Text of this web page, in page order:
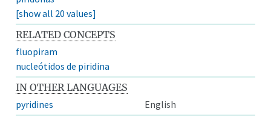
[show all 20 values]
RELATED CONCEPTS
fluopiram
nucleótidos de piridina
IN OTHER LANGUAGES
pyridines
English